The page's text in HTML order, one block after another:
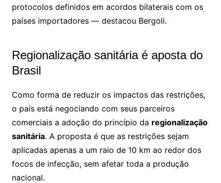
protocolos definidos em acordos bilaterais com os
países importadores — destacou Bergoli.
Regionalização sanitária é aposta do
Brasil
Como forma de reduzir os impactos das restrições,
o país está negociando com seus parceiros
comerciais a adoção do princípio da regionalização
sanitária. A proposta é que as restrições sejam
aplicadas apenas a um raio de 10 km ao redor dos
focos de infecção, sem afetar toda a produção
nacional.